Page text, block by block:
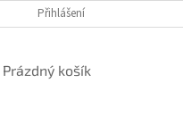
HODNOCENÍ OBCHODU
Přihlášení
NÁKUPNÍ
Prázdný košík